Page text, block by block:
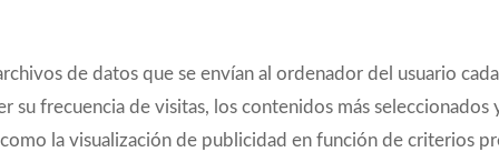
de datos que se envían al ordenador del usuario
frecuencia de visitas, los contenidos más
la visualización de publicidad en función de criterios